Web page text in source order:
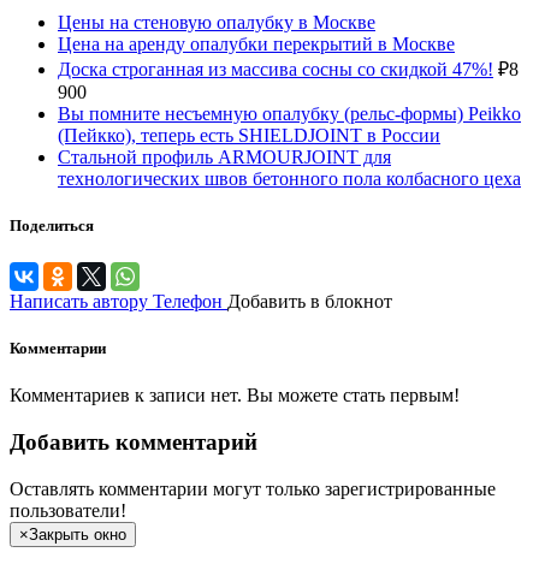
Цены на стеновую опалубку в Москве
Цена на аренду опалубки перекрытий в Москве
Доска строганная из массива сосны со скидкой 47%! ₽8
900
Вы помните несъемную опалубку (рельс-формы) Peikko
(Пейкко), теперь есть SHIELDJOINT в России
Стальной профиль ARMOURJOINT для
технологических швов бетонного пола колбасного цеха
Поделиться
Написать автору Телефон Добавить в блокнот
Комментарии
Комментариев к записи нет. Вы можете стать первым!
Добавить комментарий
Оставлять комментарии могут только зарегистрированные
пользователи!
×Закрыть окно